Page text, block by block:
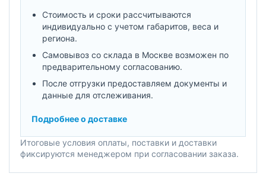
Стоимость и сроки рассчитываются
индивидуально с учетом габаритов, веса и
региона.
Самовывоз со склада в Москве возможен по
предварительному согласованию.
После отгрузки предоставляем документы и
данные для отслеживания.
Подробнее о доставке
Итоговые условия оплаты, поставки и доставки
фиксируются менеджером при согласовании заказа.